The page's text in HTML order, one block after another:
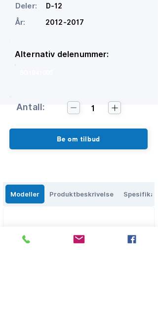
Deler: D-12
År: 2012-2017
Alternativ delenummer:
Antall: 1
Be om tilbud
Modeller Produktbeskrivelse